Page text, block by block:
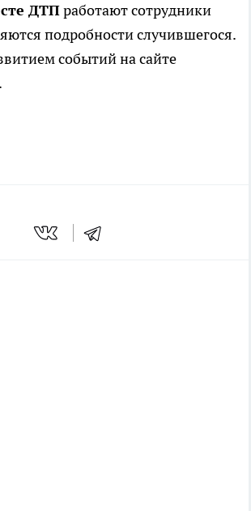
ДТПработают сотрудники
подробности случившегося.
событий на сайте